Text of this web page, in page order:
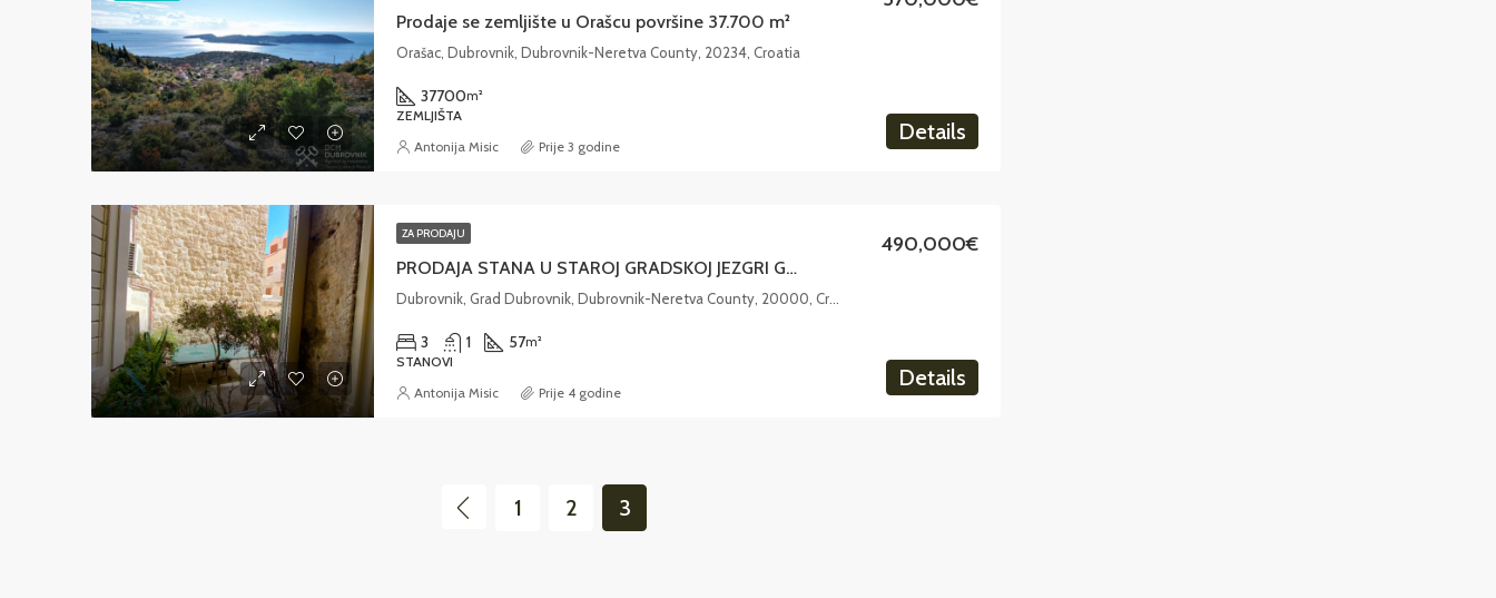
Prodaje se zemljište u Orašcu površine 37.700 m²
Orašac, Dubrovnik, Dubrovnik-Neretva County, 20234, Croatia
37700m²
ZEMLJIŠTA
Details
Antonija Misic Prije 3 godine
ZA PRODAJU
PRODAJA STANA U STAROJ GRADSKOJ JEZGRI GRADA DUBROVNIKA
490,000€
3 1 57m²
STANOVI
Details
Antonija Misic Prije 4 godine
1 2 3